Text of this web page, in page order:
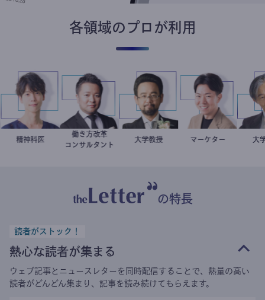
各領域のプロが利用
藤野智哉
精神科医 新田龍
働き方改革
コンサルタント
金谷一朗
大学教授 室谷良平
マーケター
の特長
読者がストック！
熱心な読者が集まる
ウェブ記事とニュースレターを同時配信することで、熱量の高い
読者がどんどん集まり、記事を読み続けてもらえます。